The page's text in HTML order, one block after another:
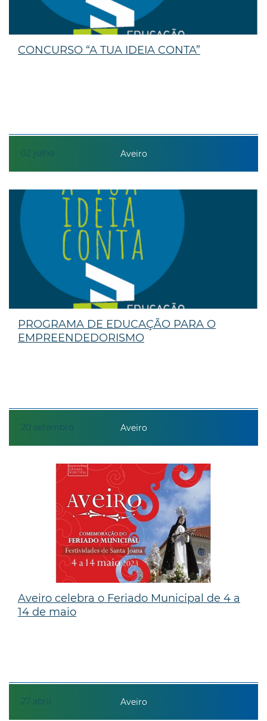
02 julho
CONCURSO “A TUA IDEIA CONTA”
Aveiro
20 setembro
PROGRAMA DE EDUCAÇÃO PARA O
EMPREENDEDORISMO
Aveiro
27 abril
Aveiro celebra o Feriado Municipal de 4 a
14 de maio
Aveiro